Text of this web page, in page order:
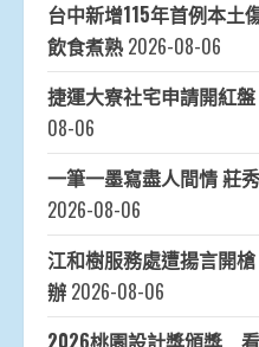
台中新增115年首例本
飲食煮熟 2026-08-06
捷運大寮社宅申請開紅
08-06
一筆一墨寫盡人間情 莊
2026-08-06
江和樹服務處遭揚言開
辦 2026-08-06
2026桃園設計獎頒獎